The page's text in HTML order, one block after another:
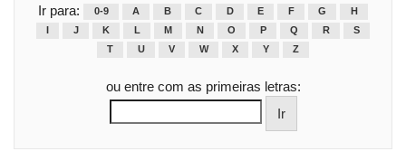
Ir para: 0-9 A B C D E F G
H
J K L M N O P Q R
S
T
U V W X Y Z
ou entre com as primeiras letras: